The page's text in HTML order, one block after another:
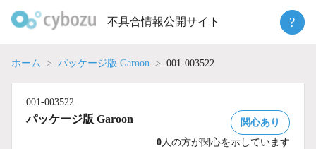
不具合情報公開サイト ?
ホーム パッケージ版 Garoon 001-003522
001-003522
パッケージ版 Garoon
関心あり
0 人の方が関心を示しています